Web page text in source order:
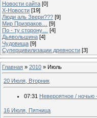
Новости сайта [0]
Х-Новости [19]
Люди аль Звери??? [9]
Мир Призраков…
[9]
По - ту сторону…
[4]
Дьявольшина [4]
Чудовища [9]
Суперцивилизации древности [3]
Главная » 2010 » Июль
20 Июля, Вторник
07:31 Невероятное / ночью
16 Июля, Пятница